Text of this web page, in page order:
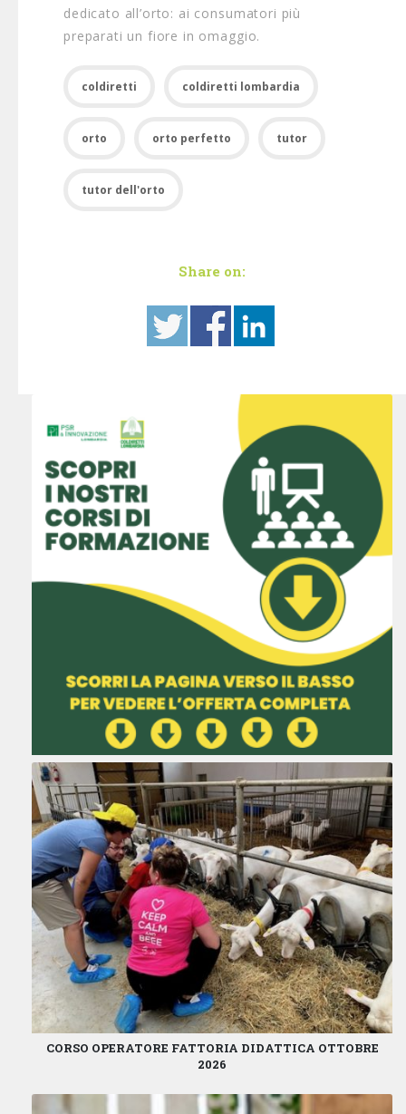
dedicato all’orto: ai consumatori più
preparati un fiore in omaggio.
coldiretti coldiretti lombardia
orto orto perfetto tutor
tutor dell'orto
Share on:
CORSO OPERATORE FATTORIA DIDATTICA OTTOBRE
2026